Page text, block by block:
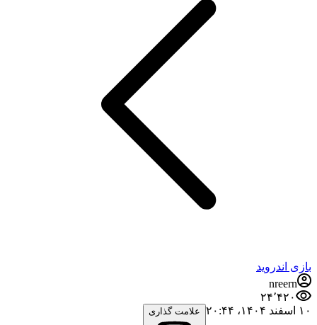
بازی اندروید
nreern
۲۴٬۴۲۰
۱۰ اسفند ۱۴۰۴،‏ ۲۰:۴۴
علامت گذاری